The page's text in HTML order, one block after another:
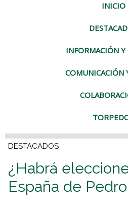
INICIO
INFORMACIÓN
COMUNICACIÓN
DESTACADOS
¿Habrá
España de